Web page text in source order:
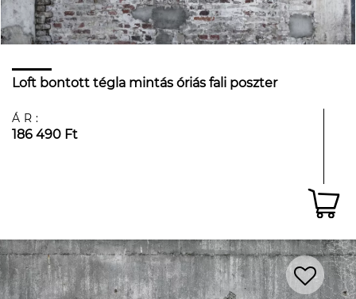
Loft bontott tégla mintás óriás fali poszter
ÁR:
186 490 Ft